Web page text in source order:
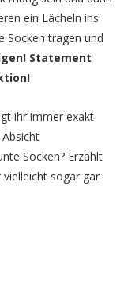
ein Lächeln ins
Socken tragen und
Statement
ihr immer exakt
Socken? Erzählt
sogar gar